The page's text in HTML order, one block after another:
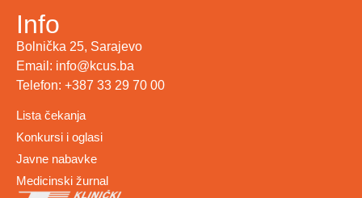
Info
Bolnička 25, Sarajevo
Email: info@kcus.ba
Telefon: +387 33 29 70 00
Lista čekanja
Konkursi i oglasi
Javne nabavke
Medicinski žurnal